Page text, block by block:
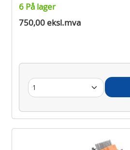
6 På lager
750,00 eksl.mva